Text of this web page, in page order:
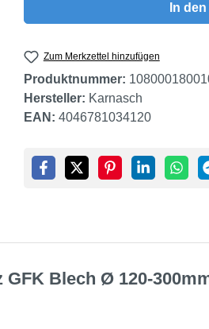
In
Zum Merkzettel hinzufügen
Produktnummer:
Hersteller: Karnasch
EAN: 4046781034120
Blech Ø 120-